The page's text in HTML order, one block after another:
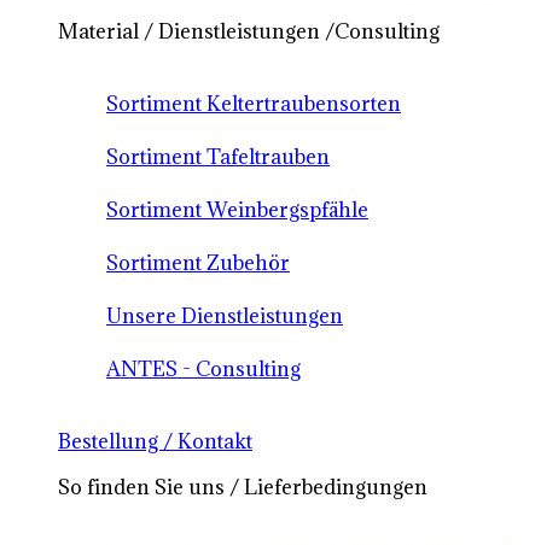
Material / Dienstleistungen /Consulting
Sortiment Keltertraubensorten
Sortiment Tafeltrauben
Sortiment Weinbergspfähle
Sortiment Zubehör
Unsere Dienstleistungen
ANTES - Consulting
Bestellung / Kontakt
So finden Sie uns / Lieferbedingungen